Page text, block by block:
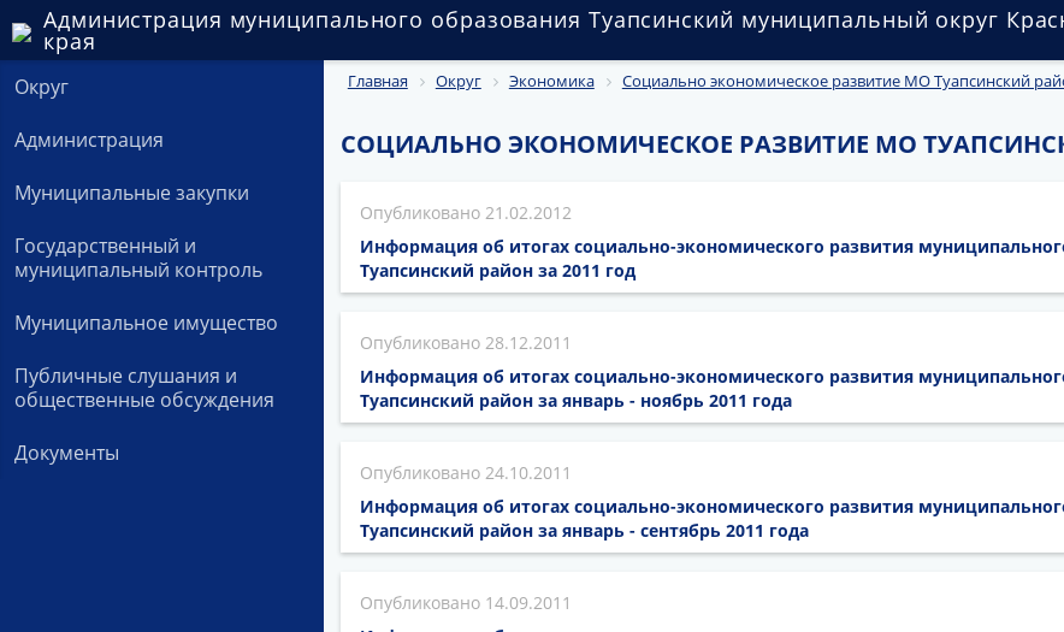
Администрация муниципального образования Туапсинский муниципальный округ
края
Округ
Администрация
Муниципальные закупки
Государственный и
муниципальный контроль
Муниципальное имущество
Публичные слушания и
общественные обсуждения
Документы
Главная Округ Экономика Социально экономическое развитие МО Туапсинский
СОЦИАЛЬНО ЭКОНОМИЧЕСКОЕ РАЗВИТИЕ МО
21.02.2012
Информация об итогах социально-экономического развития
Туапсинский район за 2011 год
28.12.2011
Информация об итогах социально-экономического развития
Туапсинский район за январь - ноябрь 2011 года
24.10.2011
Информация об итогах социально-экономического развития
Туапсинский район за январь - сентябрь 2011 года
14.09.2011